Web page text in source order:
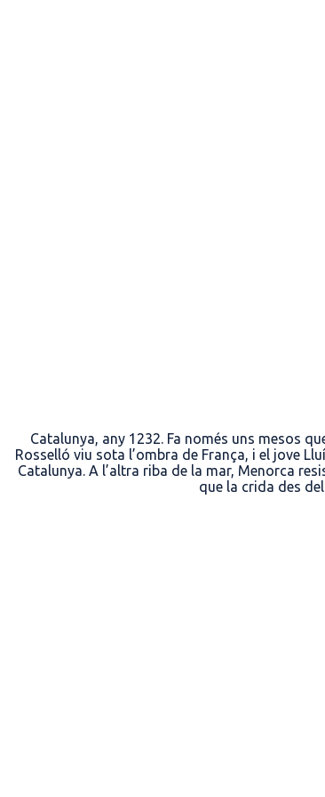
Catalunya, any 1232. Fa només uns mesos
Rosselló viu sota l’ombra de França, i el jove
Catalunya. A l’altra riba de la mar, Menorca
que la crida des